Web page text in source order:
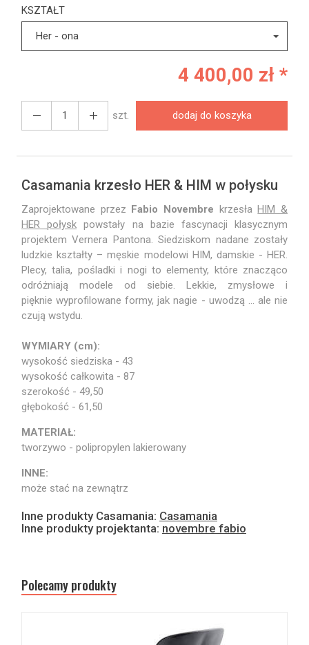
KSZTAŁT
Her - ona
4 400,00 zł *
szt. dodaj do koszyka
Casamania krzesło HER & HIM w połysku
Zaprojektowane przez Fabio Novembre krzesłaHIM &
HER połysk powstały na bazie fascynacji klasycznym
projektem Vernera Pantona. Siedziskom nadane zostały
ludzkie kształty – męskie modelowi HIM, damskie - HER.
Plecy, talia, pośladki i nogi to elementy, które znacząco
odróżniają modele od siebie. Lekkie, zmysłowe i
pięknie wyprofilowane formy, jak nagie - uwodzą ... ale nie
czują wstydu.
WYMIARY (cm):
wysokość siedziska - 43
wysokość całkowita - 87
szerokość - 49,50
głębokość - 61,50
MATERIAŁ:
tworzywo - polipropylen lakierowany
INNE:
może stać na zewnątrz
Inne produkty Casamania: Casamania
Inne produkty projektanta: novembre fabio
Polecamy produkty